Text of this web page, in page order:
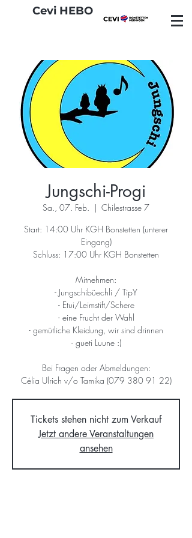
Cevi HEBO
Jungschi-Progi
Sa., 07. Feb.
  |
Chilestrasse 7
Start: 14:00 Uhr KGH Bonstetten (unterer
Eingang)
Schluss: 17:00 Uhr KGH Bonstetten
Mitnehmen:
- Jungschibüechli / TipY
- Etui/Leimstift/Schere
- eine Frucht der Wahl
- gemütliche Kleidung, wir sind drinnen
- gueti Luune :)
Bei Fragen oder Abmeldungen:
Célia Ulrich v/o Tamika (079 380 91 22)
Tickets stehen nicht zum Verkauf
Jetzt andere Veranstaltungen
ansehen